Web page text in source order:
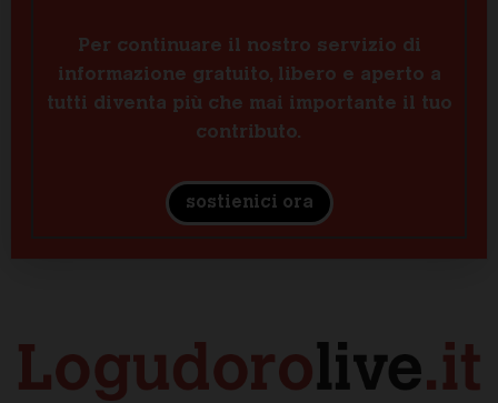
Per continuare il nostro servizio di
informazione gratuito, libero e aperto a
tutti diventa più che mai importante il tuo
contributo.
sostienici ora